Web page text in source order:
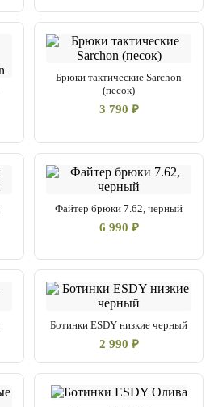
Брюки тактические Sarchon
(песок)
3 790 ₽
Файтер брюки 7.62, черный
6 990 ₽
Ботинки ESDY низкие черный
2 990 ₽